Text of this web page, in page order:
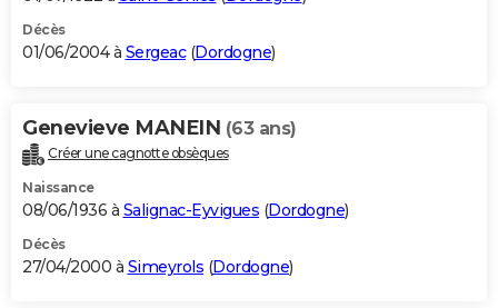
Décès
01/06/2004 à Sergeac(Dordogne)
Genevieve MANEIN (63 ans)
Créer une cagnotte obsèques
Naissance
08/06/1936 à Salignac-Eyvigues (Dordogne)
Décès
27/04/2000 à Simeyrols (Dordogne)